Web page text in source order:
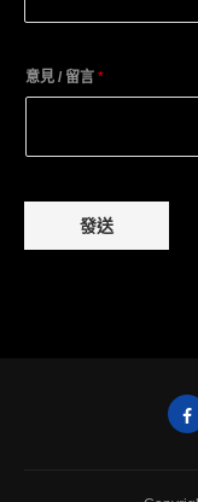
意見 / 留言 *
發送